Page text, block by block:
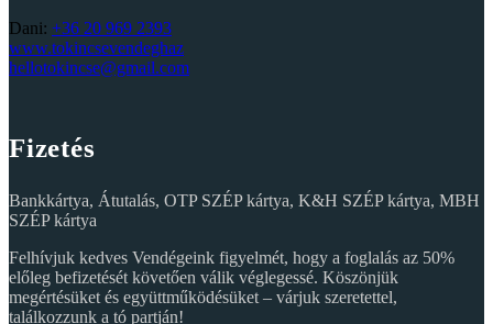
Dani: ‭+36 20 969 2393‬
www.tokincsevendeghaz
hellotokincse@gmail.com
Fizetés
Bankkártya, Átutalás, OTP SZÉP kártya, K&H SZÉP kártya, MBH
SZÉP kártya
Felhívjuk kedves Vendégeink figyelmét, hogy a foglalás az 50%
előleg befizetését követően válik véglegessé. Köszönjük
megértésüket és együttműködésüket – várjuk szeretettel,
találkozzunk a tó partján!